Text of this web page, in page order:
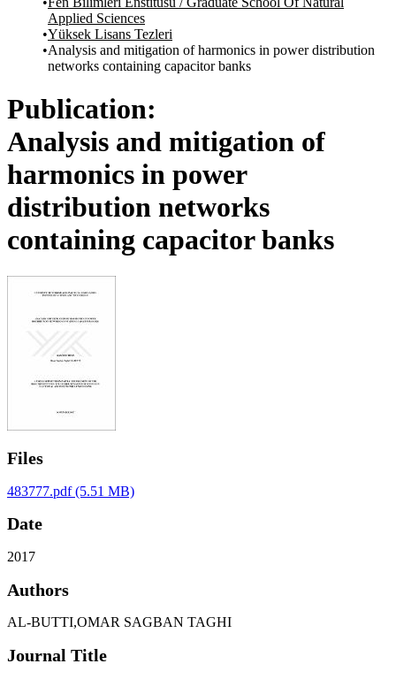
Applied Sciences
Yüksek Lisans Tezleri
Analysis and mitigation of harmonics in power distribution
networks containing capacitor banks
Publication:
Analysis and mitigation of
harmonics in power
distribution networks
containing capacitor banks
Files
483777.pdf(5.51 MB)
Date
2017
Authors
AL-BUTTI,OMAR SAGBAN TAGHI
Journal Title